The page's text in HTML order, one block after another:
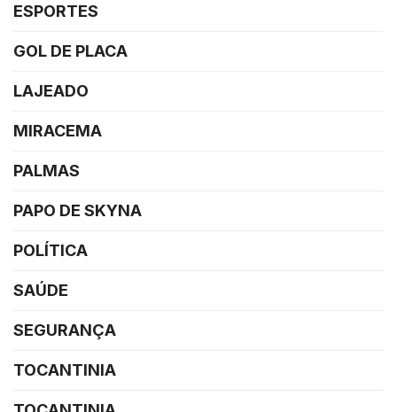
ESPORTES
GOL DE PLACA
LAJEADO
MIRACEMA
PALMAS
PAPO DE SKYNA
POLÍTICA
SAÚDE
SEGURANÇA
TOCANTINIA